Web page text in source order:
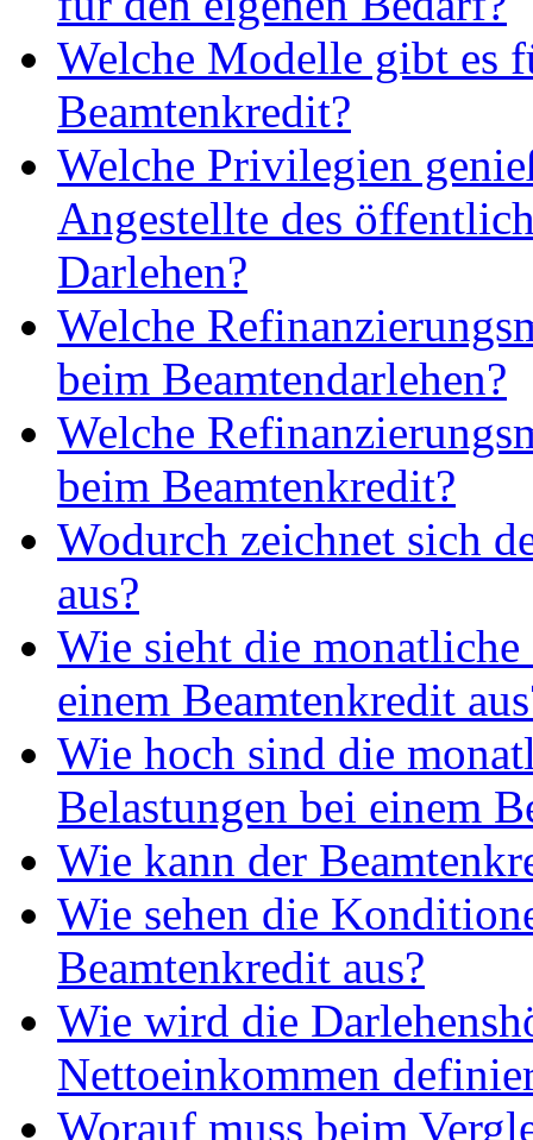
Welche Modelle gibt es
Beamtenkredit?
Welche Privilegien
Angestellte des
Darlehen?
Welche
beim Beamtendarlehen?
Welche
beim Beamtenkredit?
Wodurch zeichnet sich
aus?
Wie sieht die
einem Beamtenkredit
Wie hoch sind die
Belastungen bei einem
Wie kann der
Wie sehen die
Beamtenkredit aus?
Wie wird die
Nettoeinkommen
Worauf muss beim